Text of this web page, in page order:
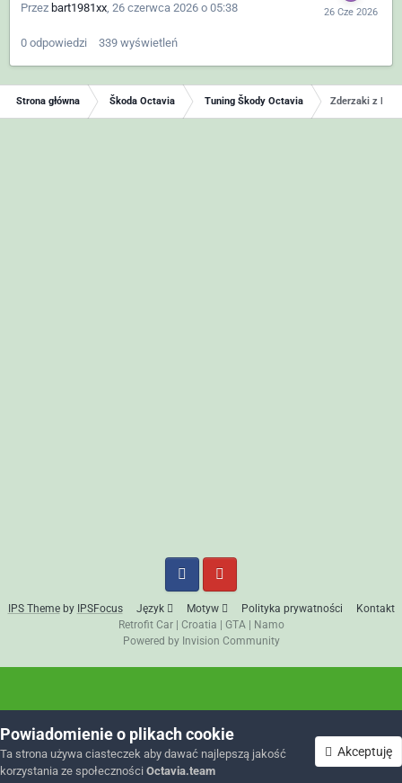
Przez bart1981xx, 26 czerwca 2026 o 05:38
0 odpowiedzi 339 wyświetleń
Strona główna Škoda Octavia Tuning Škody Octavia Zderzaki z RS
IPS Themeby IPSFocus Język Motyw Polityka prywatności
Kontakt
Retrofit Car| Croatia GTA|
Namo
Powered by Invision Community
Powiadomienie o plikach cookie
Ta strona używa ciasteczek aby dawać najlepszą jakość
korzystania ze społeczności Octavia.team
Akceptuję
Forum Nieprzeczytane Zaloguj się